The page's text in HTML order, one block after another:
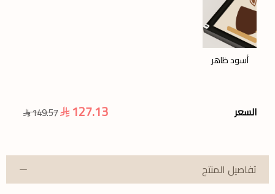
أسود ظاهر
السعر 127.13
149.57
تفاصيل المنتج